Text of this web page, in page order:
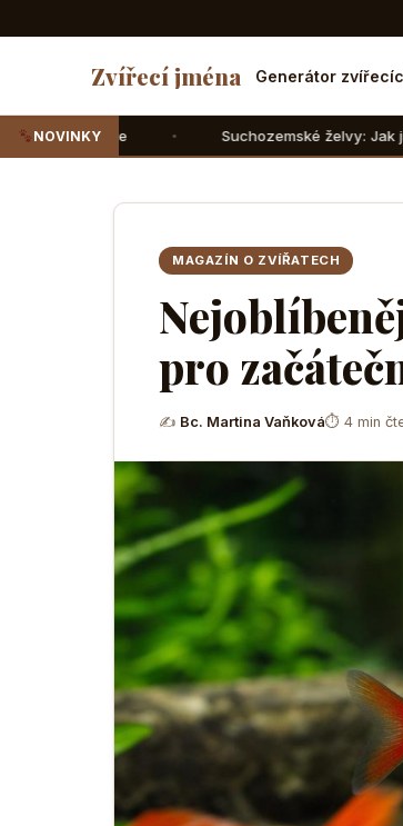
Zvířecí jména Generátor
NOVINKYSuchozemské želvy: Jak jim správně
MAGAZÍN O ZVÍŘATECH
pro
✍ Bc. Martina Vaňková⏱ 4 min